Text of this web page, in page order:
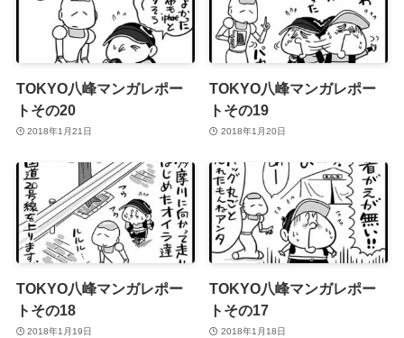
TOKYO八峰マンガレポー
トその20
2018年1月21日
TOKYO八峰マンガレポー
トその19
2018年1月20日
TOKYO八峰マンガレポー
トその18
2018年1月19日
TOKYO八峰マンガレポー
トその17
2018年1月18日